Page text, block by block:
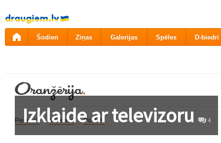
Pāriet
uz
saturu
Šodien Ziņas Galerijas Spēles D-biedri
Pieredze Notikums Portrets
Izklaide ar televizoru 4